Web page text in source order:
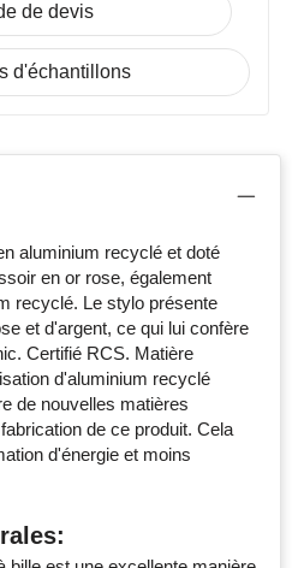
de devis
d'échantillons
aluminium recyclé et doté
en or rose, également
recyclé. Le stylo présente
et d'argent, ce qui lui confère
Certifié RCS. Matière
d'aluminium recyclé
de nouvelles matières
de ce produit. Cela
d'énergie et moins